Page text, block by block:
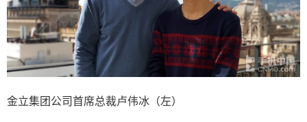
金立集团公司首席总裁卢伟冰（左）